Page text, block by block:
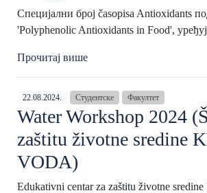
Специјални број časopisa Antioxidants
'Polyphenolic Antioxidants in Food',
Прочитај више
22.08.2024. Студентске Факултет
Water Workshop 2024
zaštitu životne sredine
VODA)
Edukativni centar za zaštitu životne